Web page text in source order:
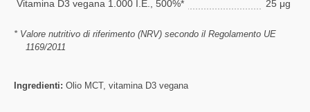
Vitamina D3 vegana 1.000 I.E., 500%* 25 μg
* Valore nutritivo di riferimento (NRV) secondo il Regolamento UE
1169/2011
Ingredienti: Olio MCT, vitamina D3 vegana